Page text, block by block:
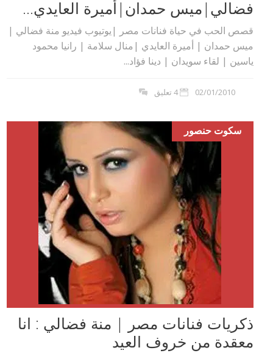
فضالي|ميس حمدان|أميرة العايدي...
قصص الحب في حياة فنانات مصر |يوتيوب فيديو منة فضالي |
ميس حمدان | أميرة العايدي |منال سلامة | رانيا محمود
ياسين | لقاء سويدان | دينا فؤاد...
02/01/2010 4 تعليق
سكوت حنصور
ذكريات فنانات مصر | منة فضالي : انا
معقدة من خروف العيد